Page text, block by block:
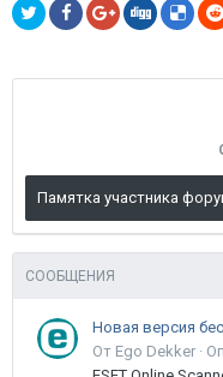
Памятка участника
СООБЩЕНИЯ
От Ego Dekker ·